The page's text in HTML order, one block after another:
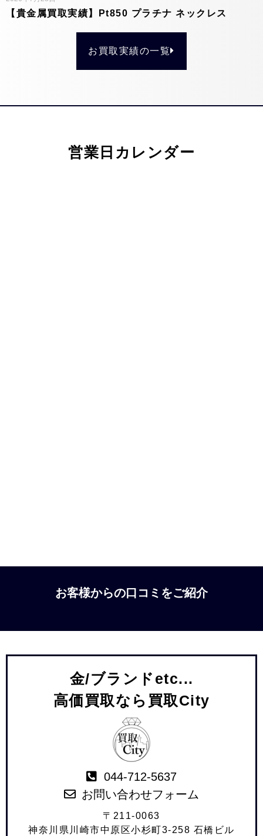
【貴金属買取実績】Pt850 プラチナ ネックレス
お買取実績の一覧
営業日カレンダー
お客様からの口コミをご紹介
金/ブランドetc...
高価買取なら買取City
044-712-5637
お問い合わせフォーム
〒211-0063
神奈川県川崎市中原区小杉町3-258 石橋ビル